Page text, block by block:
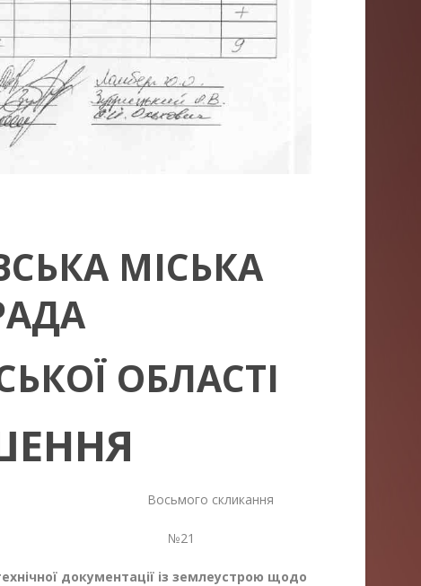
МІСЬКА
ОБЛАСТІ
Восьмого скликання
№21
документації із землеустрою щодо